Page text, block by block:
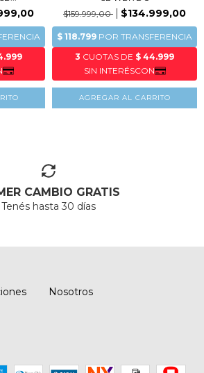
$159.999,00
$134.999,00
AGREGAR AL CARRITO
CAMBIO GRATIS
Tenés hasta 30 días
Nosotros